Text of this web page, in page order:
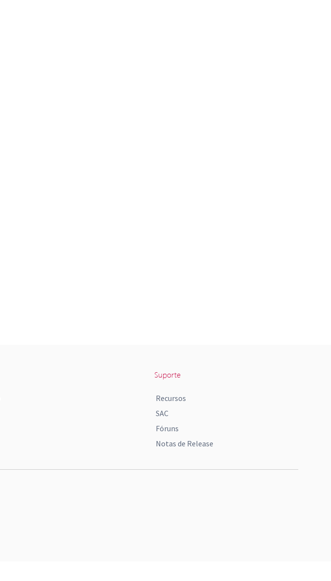
Suporte
Recursos
SAC
Fóruns
Notas de Release